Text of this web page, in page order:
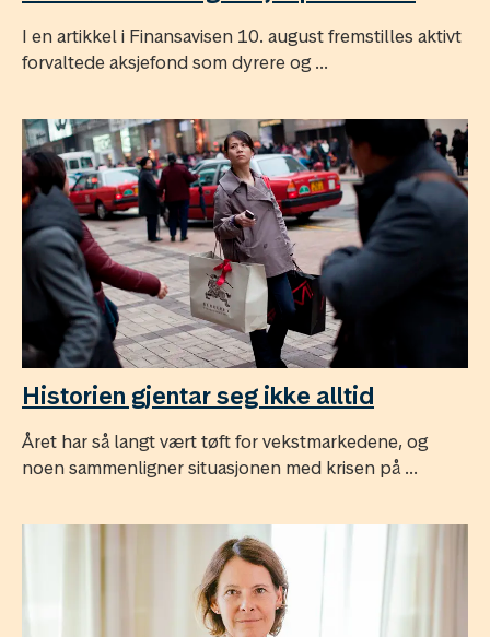
I en artikkel i Finansavisen 10. august fremstilles aktivt
forvaltede aksjefond som dyrere og ...
Historien gjentar seg ikke alltid
Året har så langt vært tøft for vekstmarkedene, og
noen sammenligner situasjonen med krisen på ...